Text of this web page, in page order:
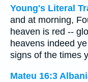
Young's Literal
and at morning,
heaven is red --
heavens indeed
signs of the times
Mateu 16:3